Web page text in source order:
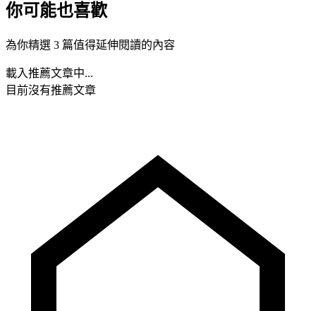
你可能也喜歡
為你精選 3 篇值得延伸閱讀的內容
載入推薦文章中...
目前沒有推薦文章